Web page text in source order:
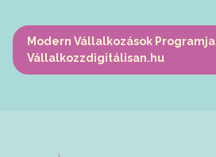
Modern Vállalkozások
Vállalkozzdigitálisan.hu